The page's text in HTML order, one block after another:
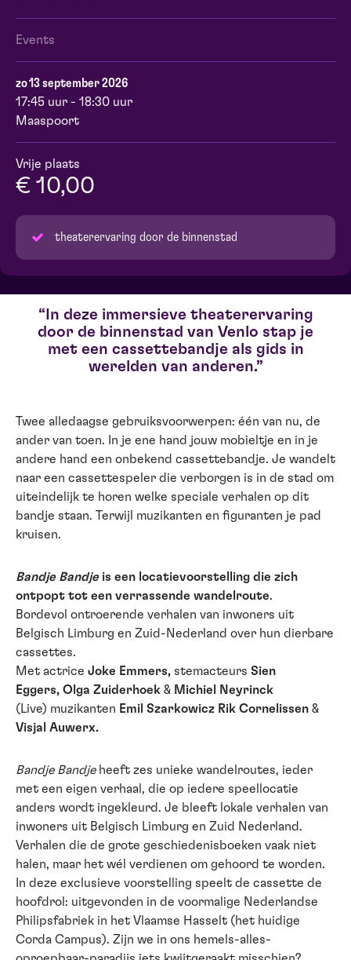
Events
zo 13 september 2026
17:45 uur - 18:30 uur
Maaspoort
Vrije plaats
€ 10,00
theaterervaring door de binnenstad
In deze immersieve theaterervaring
door de binnenstad van Venlo stap je
met een cassettebandje als gids in
werelden van anderen.
Twee alledaagse gebruiksvoorwerpen: één van nu, de
ander van toen. In je ene hand jouw mobieltje en in je
andere hand een onbekend cassettebandje. Je wandelt
naar een cassettespeler die verborgen is in de stad om
uiteindelijk te horen welke speciale verhalen op dit
bandje staan. Terwijl muzikanten en figuranten je pad
kruisen.
Bandje Bandjeis een locatievoorstelling die zich
ontpopt tot een verrassende wandelroute.
Bordevol ontroerende verhalen van inwoners uit
Belgisch Limburg en Zuid-Nederland over hun dierbare
cassettes.
Met actrice Joke Emmers, stemacteurs Sien
Eggers, Olga Zuiderhoek & Michiel Neyrinck
(Live) muzikanten Emil Szarkowicz Rik Cornelissen &
Visjal Auwerx.
Bandje Bandjeheeft zes unieke wandelroutes, ieder
met een eigen verhaal, die op iedere speellocatie
anders wordt ingekleurd. Je bleeft lokale verhalen van
inwoners uit Belgisch Limburg en Zuid Nederland.
Verhalen die de grote geschiedenisboeken vaak niet
halen, maar het wél verdienen om gehoord te worden.
In deze exclusieve voorstelling speelt de cassette de
hoofdrol: uitgevonden in de voormalige Nederlandse
Philipsfabriek in het Vlaamse Hasselt (het huidige
Corda Campus). Zijn we in ons hemels-alles-